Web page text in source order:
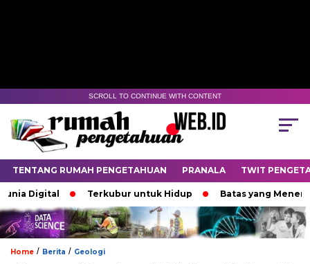
SCROLL TO CONTINUE WITH CONTENT
TENTANG RUMAH PENGETAHUAN PRANALA TWIT
Digital Terkubur untuk Hidup Batas yang
Home / Berita / Geologi